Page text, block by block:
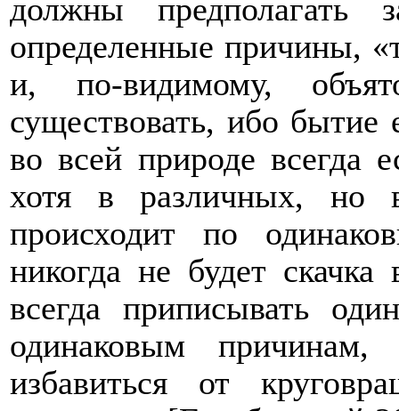
должны предполагать
определенные причины,
и, по-видимому,
существовать, ибо бытие
во всей природе всегда
хотя в различных, но
происходит по
никогда не будет
всегда приписывать
одинаковым
избавиться от